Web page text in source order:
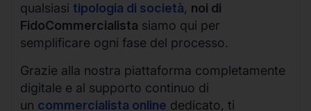
qualsiasi tipologia di società, noi di
FidoCommercialista siamo qui per
semplificare ogni fase del processo.
Grazie alla nostra piattaforma completamente
digitale e al supporto continuo di
un commercialista online dedicato, ti